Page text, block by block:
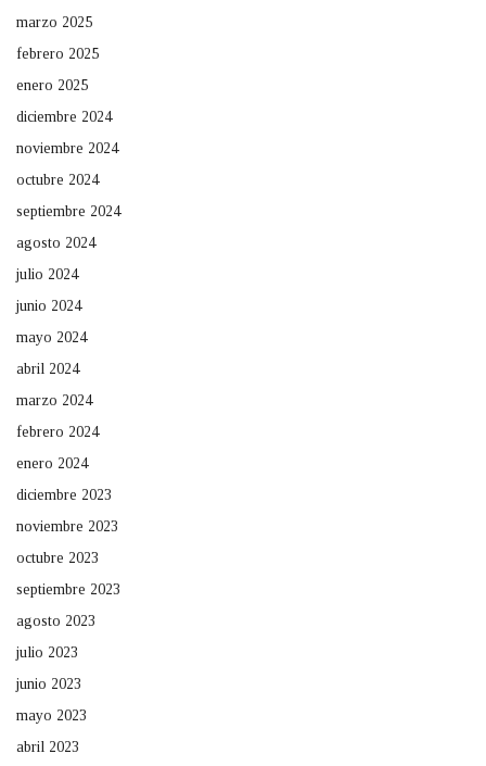
marzo 2025
febrero 2025
enero 2025
diciembre 2024
noviembre 2024
octubre 2024
septiembre 2024
agosto 2024
julio 2024
junio 2024
mayo 2024
abril 2024
marzo 2024
febrero 2024
enero 2024
diciembre 2023
noviembre 2023
octubre 2023
septiembre 2023
agosto 2023
julio 2023
junio 2023
mayo 2023
abril 2023